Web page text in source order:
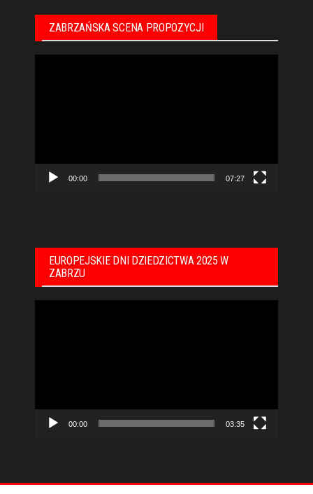
ZABRZAŃSKA SCENA PROPOZYCJI
00:00 07:27
EUROPEJSKIE DNI DZIEDZICTWA 2025 W
ZABRZU
00:00 03:35